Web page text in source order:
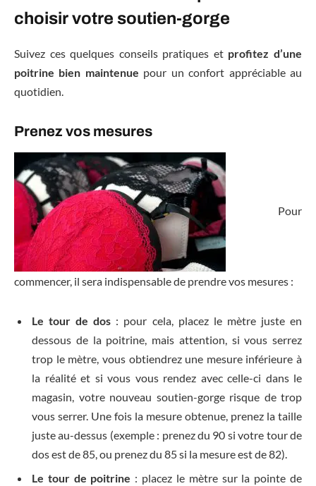
choisir votre soutien-gorge
Suivez ces quelques conseils pratiques et profitez d’une
poitrine bien maintenue pour un confort appréciable au
quotidien.
Prenez vos mesures
Pour
commencer, il sera indispensable de prendre vos mesures :
Le tour de dos : pour cela, placez le mètre juste en
dessous de la poitrine, mais attention, si vous serrez
trop le mètre, vous obtiendrez une mesure inférieure à
la réalité et si vous vous rendez avec celle-ci dans le
magasin, votre nouveau soutien-gorge risque de trop
vous serrer. Une fois la mesure obtenue, prenez la taille
juste au-dessus (exemple : prenez du 90 si votre tour de
dos est de 85, ou prenez du 85 si la mesure est de 82).
Le tour de poitrine : placez le mètre sur la pointe de